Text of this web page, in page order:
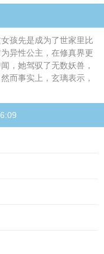
孩先是成为了世家里比
异性公主，在修真界更
，她驾驭了无数妖兽，
而事实上，玄璃表示，